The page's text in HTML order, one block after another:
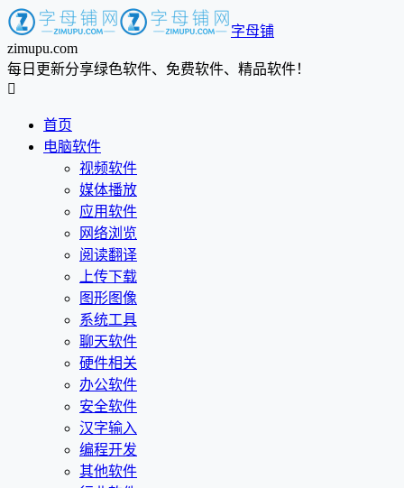
字母铺
zimupu.com
每日更新分享绿色软件、免费软件、精品软件！

首页
电脑软件
视频软件
媒体播放
应用软件
网络浏览
阅读翻译
上传下载
图形图像
系统工具
聊天软件
硬件相关
办公软件
安全软件
汉字输入
编程开发
其他软件